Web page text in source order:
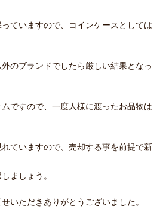
ていますので、コインケースとしては
のブランドでしたら厳しい結果となっ
ですので、一度人様に渡ったお品物は
ていますので、売却する事を前提で新
ましょう。
いただきありがとうございました。